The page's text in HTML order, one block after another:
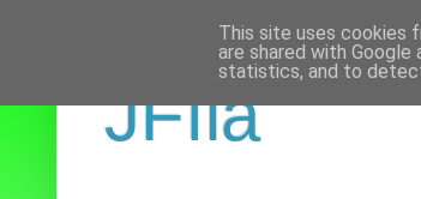
JFíla
This site uses cookies
are shared with
statistics, and to